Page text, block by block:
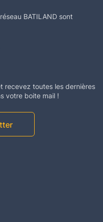
BATILAND sont
recevez toutes les dernières
votre boite mail !